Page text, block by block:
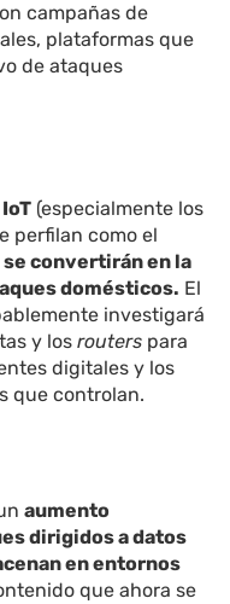
campañas de
plataformas que
de ataques
(especialmente los
perfilan como el
se convertirán en la
domésticos. El
investigará
y losrouters para
digitales y los
que controlan.
aumento
dirigidos a datos
en entornos
que ahora se